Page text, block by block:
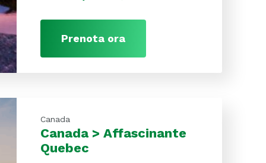
Prenota ora
Canada
Canada > Affascinante
Quebec